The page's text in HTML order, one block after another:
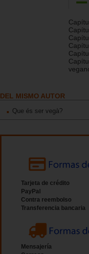
DEL MISMO AUTOR
Que és ser vegà?
Tarjeta de crédito
PayPal
Contra reembolso
Transferencia bancaria
Mensajería